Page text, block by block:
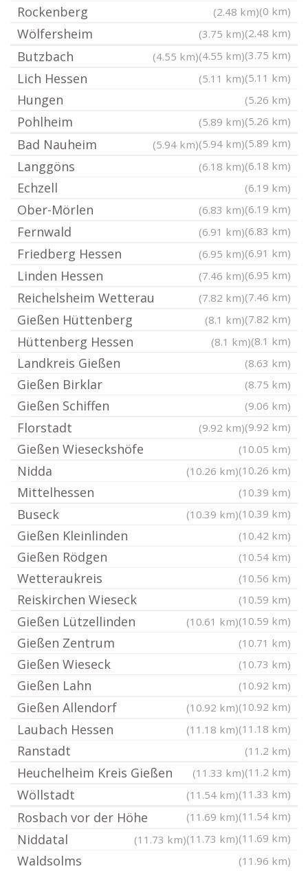
(0 km)
Rockenberg
(2.48 km)
(2.48 km)
Wölfersheim
(3.75 km)
(3.75 km)
(4.55 km)
Butzbach
(4.55 km)
(5.11 km)
Lich Hessen (5.11 km)
Hungen
(5.26 km)
(5.26 km)
Pohlheim
(5.89 km)
(5.89 km)
(5.94 km)
Bad Nauheim
(5.94 km)
(6.18 km)
Langgöns (6.18 km)
Echzell
(6.19 km)
(6.19 km)
Ober-Mörlen
(6.83 km)
(6.83 km)
Fernwald
(6.91 km)
(6.91 km)
Friedberg Hessen
(6.95 km)
(6.95 km)
Linden Hessen
(7.46 km)
(7.46 km)
Reichelsheim Wetterau
(7.82 km)
(7.82 km)
Gießen Hüttenberg
(8.1 km)
(8.1 km)
Hüttenberg Hessen (8.1 km)
Landkreis Gießen (8.63 km)
Gießen Birklar (8.75 km)
Gießen Schiffen
(9.06 km)
(9.92 km)
Florstadt (9.92 km)
Gießen Wieseckshöfe
(10.05 km)
(10.26 km)
Nidda (10.26 km)
Mittelhessen
(10.39 km)
(10.39 km)
Buseck (10.39 km)
Gießen Kleinlinden (10.42 km)
Gießen Rödgen (10.54 km)
Wetteraukreis (10.56 km)
Reiskirchen Wieseck
(10.59 km)
(10.59 km)
Gießen Lützellinden (10.61 km)
Gießen Zentrum (10.71 km)
Gießen Wieseck (10.73 km)
Gießen Lahn
(10.92 km)
(10.92 km)
Gießen Allendorf
(10.92 km)
(11.18 km)
Laubach Hessen (11.18 km)
Ranstadt
(11.2 km)
(11.2 km)
Heuchelheim Kreis Gießen
(11.33 km)
(11.33 km)
Wöllstadt
(11.54 km)
(11.54 km)
(11.69 km)
Rosbach vor der Höhe
(11.69 km)
(11.73 km)
Niddatal (11.73 km)
Waldsolms (11.96 km)